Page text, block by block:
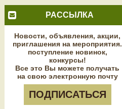
РАССЫЛКА
Новости, объявления, акции,
приглашения на мероприятия.
поступление новинок,
конкурсы!
Все это Вы можете получать
на свою электронную почту
ПОДПИСАТЬСЯ